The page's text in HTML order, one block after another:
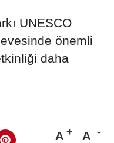
UNESCO
önemli
daha
A A